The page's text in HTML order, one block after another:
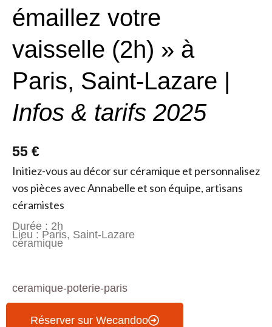
émaillez votre
vaisselle (2h) » à
Paris, Saint-Lazare |
Infos & tarifs 2025
55 €
Initiez-vous au décor sur céramique et personnalisez
vos pièces avec Annabelle et son équipe, artisans
céramistes
Durée : 2h
Lieu : Paris, Saint-Lazare
céramique
ceramique-poterie-paris
Réserver sur Wecandoo